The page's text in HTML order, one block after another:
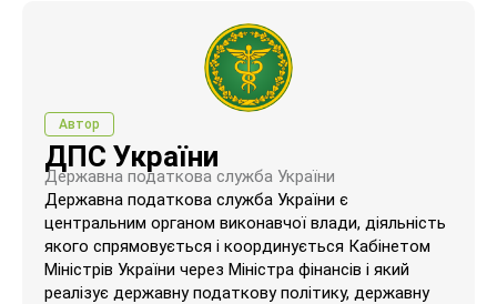
Автор
ДПС України
Державна податкова служба України
Державна податкова служба України є
центральним органом виконавчої влади, діяльність
якого спрямовується і координується Кабінетом
Міністрів України через Міністра фінансів і який
реалізує державну податкову політику, державну